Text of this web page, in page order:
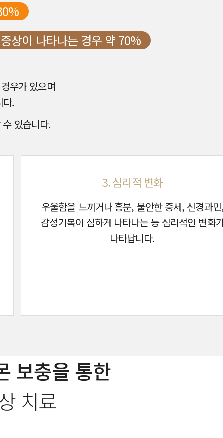
상이 나타나는 경우 약 70%
우가 있으며
다.
있습니다.
3. 심리적 변화
우울함을 느끼거나 흥분, 불안한 증세, 신경과민,
감정기복이 심하게 나타나는 등 심리적인 변화
나타납니다.
보충을 통한
치료